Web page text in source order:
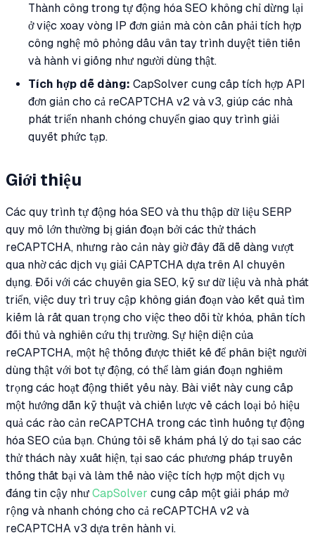
Thành công trong tự động hóa SEO không chỉ dừng lại
ở việc xoay vòng IP đơn giản mà còn cần phải tích hợp
công nghệ mô phỏng dấu vân tay trình duyệt tiên tiến
và hành vi giống như người dùng thật.
Tích hợp dễ dàng: CapSolver cung cấp tích hợp API
đơn giản cho cả reCAPTCHA v2 và v3, giúp các nhà
phát triển nhanh chóng chuyển giao quy trình giải
quyết phức tạp.
Giới thiệu
Các quy trình tự động hóa SEO và thu thập dữ liệu SERP
quy mô lớn thường bị gián đoạn bởi các thử thách
reCAPTCHA, nhưng rào cản này giờ đây đã dễ dàng vượt
qua nhờ các dịch vụ giải CAPTCHA dựa trên AI chuyên
dụng. Đối với các chuyên gia SEO, kỹ sư dữ liệu và nhà phát
triển, việc duy trì truy cập không gián đoạn vào kết quả tìm
kiếm là rất quan trọng cho việc theo dõi từ khóa, phân tích
đối thủ và nghiên cứu thị trường. Sự hiện diện của
reCAPTCHA, một hệ thống được thiết kế để phân biệt người
dùng thật với bot tự động, có thể làm gián đoạn nghiêm
trọng các hoạt động thiết yếu này. Bài viết này cung cấp
một hướng dẫn kỹ thuật và chiến lược về cách loại bỏ hiệu
quả các rào cản reCAPTCHA trong các tình huống tự động
hóa SEO của bạn. Chúng tôi sẽ khám phá lý do tại sao các
thử thách này xuất hiện, tại sao các phương pháp truyền
thống thất bại và làm thế nào việc tích hợp một dịch vụ
đáng tin cậy như CapSolver cung cấp một giải pháp mở
rộng và nhanh chóng cho cả reCAPTCHA v2 và
reCAPTCHA v3 dựa trên hành vi.